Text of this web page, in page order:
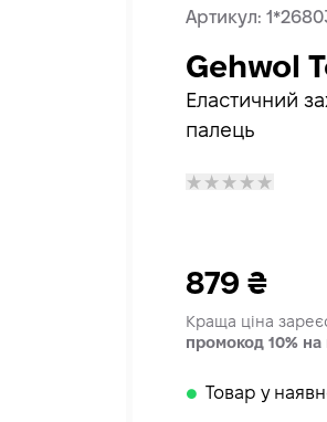
Артикул:
Еластичний
палець
Gehwol
879₴
Краща ціна
промокод 10%
𒊹 Товар у